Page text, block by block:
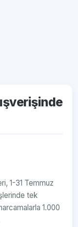
1-31 Temmuz
tek
1.000